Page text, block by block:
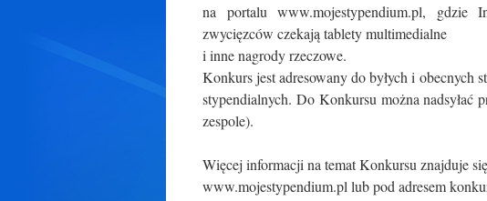
na portalu www.mojestypendium.pl, gdzie
zwycięzców czekają tablety multimedialne
i inne nagrody rzeczowe.
Konkurs jest adresowany do byłych i obecnych
stypendialnych. Do Konkursu można nadsyłać
zespole).
Więcej informacji na temat Konkursu znajduje
www.mojestypendium.pl lub pod adresem